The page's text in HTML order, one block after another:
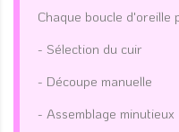
Chaque boucle d'oreille
- Sélection du cuir
- Découpe manuelle
- Assemblage minutieux